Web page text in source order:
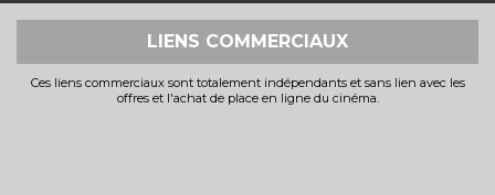
LIENS COMMERCIAUX
Ces liens commerciaux sont totalement indépendants et sans lien avec les
offres et l'achat de place en ligne du cinéma.